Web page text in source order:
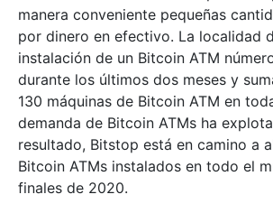
manera conveniente pequeñas
por dinero en efectivo. La localidad
instalación de un Bitcoin ATM
durante los últimos dos meses y
130 máquinas de Bitcoin ATM en
demanda de Bitcoin ATMs ha
resultado, Bitstop está en camino a
Bitcoin ATMs instalados en todo el
finales de 2020.